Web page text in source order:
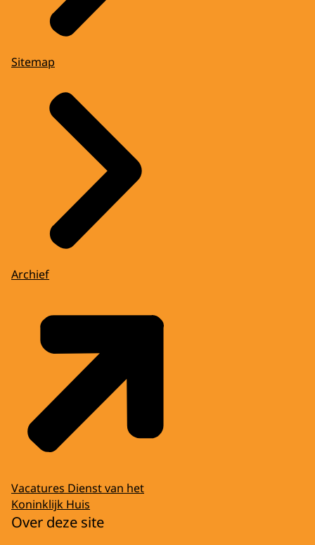
Sitemap
Archief
Vacatures Dienst van het
Koninklijk Huis
Over deze site